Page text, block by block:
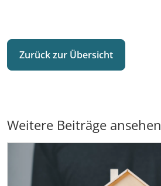
Zurück zur Übersicht
Weitere Beiträge ansehen